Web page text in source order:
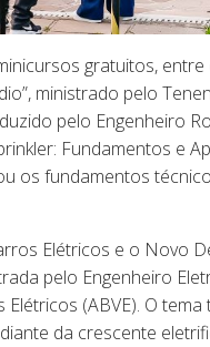
gratuitos, entre
ministrado pelo
pelo Engenheiro
Fundamentos e
os fundamentos
Elétricos e o Novo
pelo Engenheiro
(ABVE). O tema
da crescente